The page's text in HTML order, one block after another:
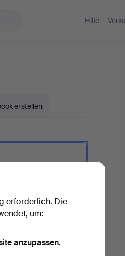
Hilfe
erstellen
erforderlich. Die
um:
anzupassen.